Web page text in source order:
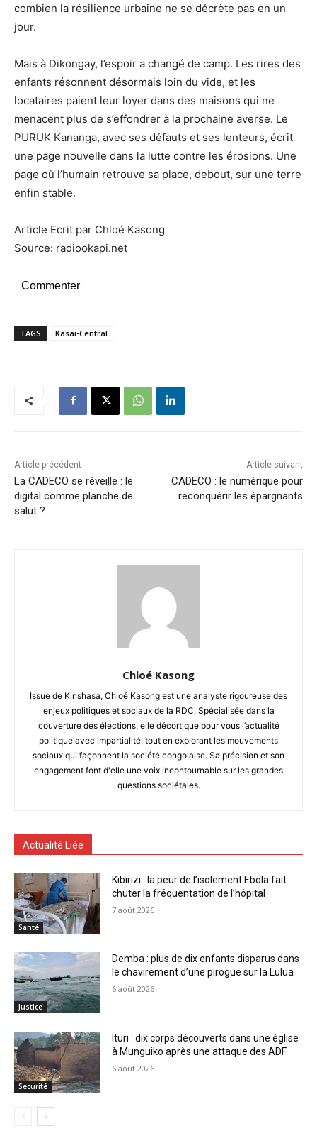
combien la résilience urbaine ne se décrète pas en un
jour.
Mais à Dikongay, l’espoir a changé de camp. Les rires des
enfants résonnent désormais loin du vide, et les
locataires paient leur loyer dans des maisons qui ne
menacent plus de s’effondrer à la prochaine averse. Le
PURUK Kananga, avec ses défauts et ses lenteurs, écrit
une page nouvelle dans la lutte contre les érosions. Une
page où l’humain retrouve sa place, debout, sur une terre
enfin stable.
Article Ecrit par Chloé Kasong
Source: radiookapi.net
Commenter
TAGS Kasaï-Central
Article précédent
La CADECO se réveille : le
digital comme planche de
salut ?
Article suivant
CADECO : le numérique pour
reconquérir les épargnants
Chloé Kasong
Issue de Kinshasa, Chloé Kasong est une analyste rigoureuse des
enjeux politiques et sociaux de la RDC. Spécialisée dans la
couverture des élections, elle décortique pour vous l’actualité
politique avec impartialité, tout en explorant les mouvements
sociaux qui façonnent la société congolaise. Sa précision et son
engagement font d'elle une voix incontournable sur les grandes
questions sociétales.
Actualité Liée
Santé
Kibirizi : la peur de l’isolement Ebola fait
chuter la fréquentation de l’hôpital
7 août 2026
Justice
Demba : plus de dix enfants disparus dans
le chavirement d’une pirogue sur la Lulua
6 août 2026
Securité
Ituri : dix corps découverts dans une église
à Munguiko après une attaque des ADF
6 août 2026